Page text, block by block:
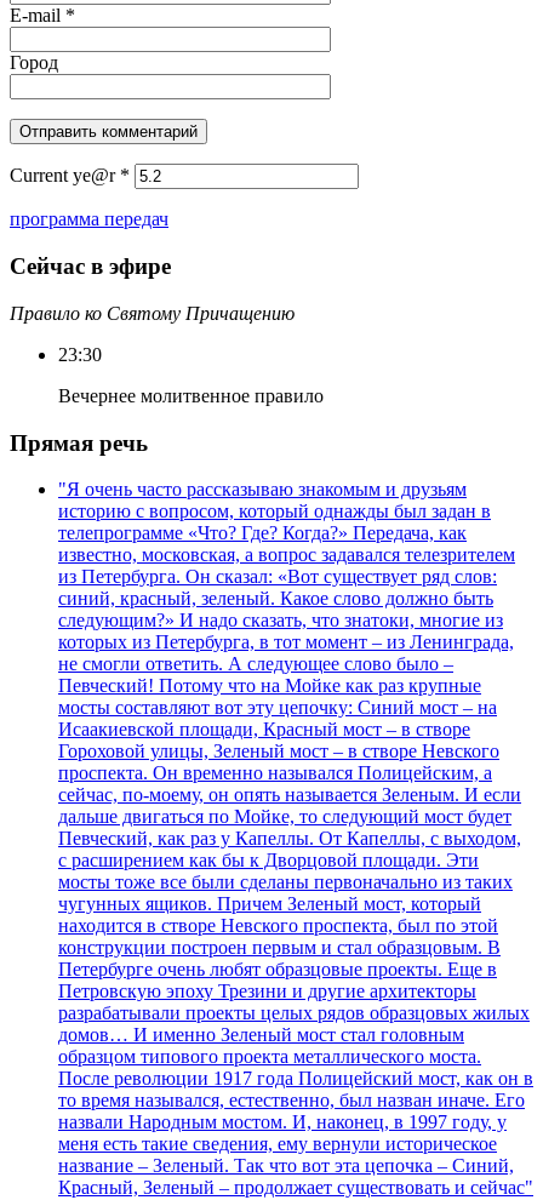
E-mail *
Город
Current ye@r *
программа передач
Сейчас в эфире
Правило ко Святому Причащению
23:30
Вечернее молитвенное правило
Прямая речь
"Я очень часто рассказываю знакомым и друзьям
историю с вопросом, который однажды был задан в
телепрограмме «Что? Где? Когда?» Передача, как
известно, московская, а вопрос задавался телезрителем
из Петербурга. Он сказал: «Вот существует ряд слов:
синий, красный, зеленый. Какое слово должно быть
следующим?» И надо сказать, что знатоки, многие из
которых из Петербурга, в тот момент – из Ленинграда,
не смогли ответить. А следующее слово было –
Певческий! Потому что на Мойке как раз крупные
мосты составляют вот эту цепочку: Синий мост – на
Исаакиевской площади, Красный мост – в створе
Гороховой улицы, Зеленый мост – в створе Невского
проспекта. Он временно назывался Полицейским, а
сейчас, по-моему, он опять называется Зеленым. И если
дальше двигаться по Мойке, то следующий мост будет
Певческий, как раз у Капеллы. От Капеллы, с выходом,
с расширением как бы к Дворцовой площади. Эти
мосты тоже все были сделаны первоначально из таких
чугунных ящиков. Причем Зеленый мост, который
находится в створе Невского проспекта, был по этой
конструкции построен первым и стал образцовым. В
Петербурге очень любят образцовые проекты. Еще в
Петровскую эпоху Трезини и другие архитекторы
разрабатывали проекты целых рядов образцовых жилых
домов… И именно Зеленый мост стал головным
образцом типового проекта металлического моста.
После революции 1917 года Полицейский мост, как он в
то время назывался, естественно, был назван иначе. Его
назвали Народным мостом. И, наконец, в 1997 году, у
меня есть такие сведения, ему вернули историческое
название – Зеленый. Так что вот эта цепочка – Синий,
Красный, Зеленый – продолжает существовать и сейчас"